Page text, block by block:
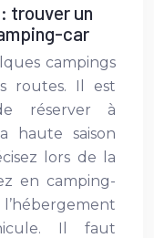
trouver un
car
campings
routes. Il est
réserver à
haute saison
lors de la
en camping-
Il faut